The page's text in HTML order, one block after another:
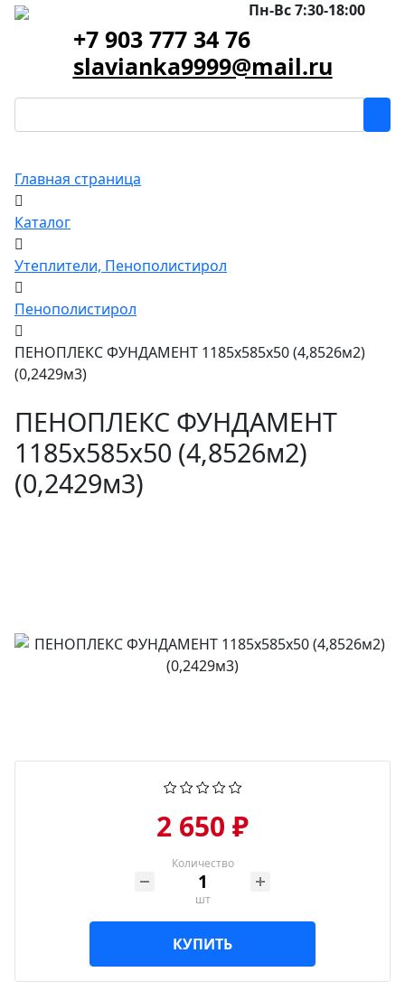
Пн-Вс 7:30-18:00
+7 903 777 34 76
slavianka9999@mail.ru
Главная страница
Каталог
Утеплители, Пенополистирол
Пенополистирол
ПЕНОПЛЕКС ФУНДАМЕНТ 1185x585x50 (4,8526м2)
(0,2429м3)
ПЕНОПЛЕКС ФУНДАМЕНТ
1185x585x50 (4,8526м2)
(0,2429м3)
2 650 ₽
Количество
шт
КУПИТЬ